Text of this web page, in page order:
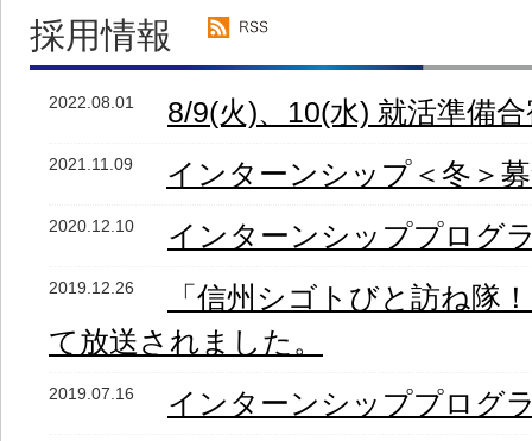
採用情報
2022.08.01 8/9(火)、10(水) 就活準備
2021.11.09 インターンシップ＜冬＞
2020.12.10 インターンシッププログ
2019.12.26
「信州シゴトびと訪ね隊
て放送されました。
2019.07.16 インターンシッププログ